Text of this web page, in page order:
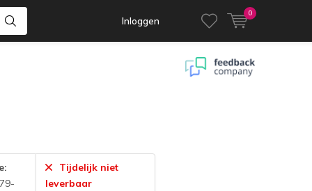
Inloggen
0
Tijdelijk niet
leverbaar